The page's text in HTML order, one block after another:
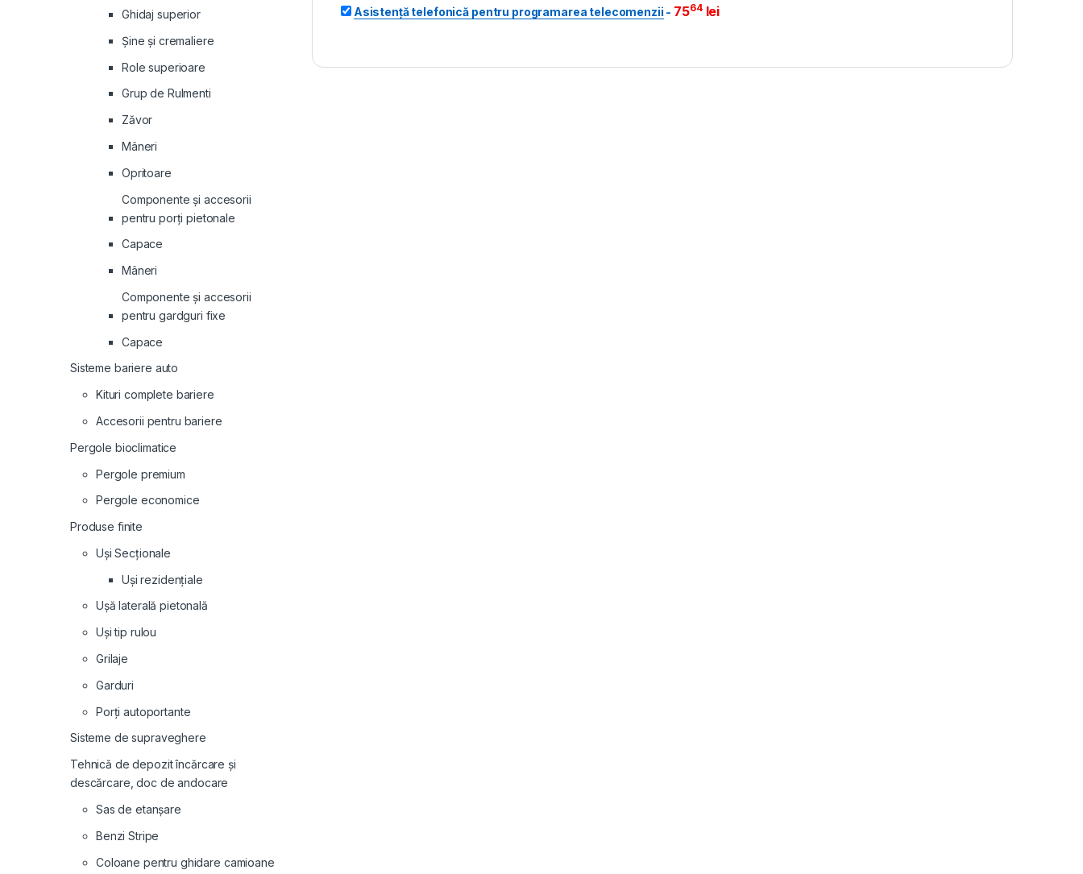
Asistență telefonică pentru programarea telecomenzii - 7564 lei
Ghidaj superior
Şine şi cremaliere
Role superioare
Grup de Rulmenti
Zăvor
Mâneri
Opritoare
Componente și accesorii
pentru porți pietonale
Capace
Mâneri
Componente și accesorii
pentru gardguri fixe
Capace
Sisteme bariere auto
Kituri complete bariere
Accesorii pentru bariere
Pergole bioclimatice
Pergole premium
Pergole economice
Produse finite
Uși Secționale
Uși rezidențiale
Ușă laterală pietonală
Uși tip rulou
Grilaje
Garduri
Porți autoportante
Sisteme de supraveghere
Tehnică de depozit încărcare și
descărcare, doc de andocare
Sas de etanșare
Benzi Stripe
Coloane pentru ghidare camioane